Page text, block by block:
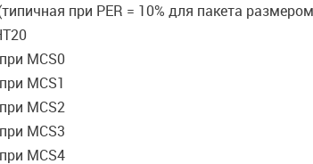
при PER = 10% для пакета
MCS0
MCS1
MCS2
MCS3
MCS4